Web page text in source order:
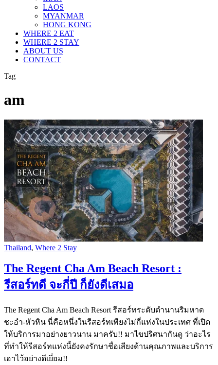
LAOS
MYANMAR
HONG KONG
WHERE 2 EAT
WHERE 2 STAY
ABOUT US
CONTACT
Tag
am
Thailand, Where 2 Stay
The Regent Cha Am Beach Resort :
รีสอร์ทดี จะกี่ปี ก็ยังดีเสมอ
The Regent Cha Am Beach Resort รีสอร์ทระดับตำนานริมหาด
ชะอำ-หัวหิน นี่คือหนึ่งในรีสอร์ทเพียงไม่กี่แห่งในประเทศ ที่เปิด
ให้บริการมาอย่างยาวนาน มาครับ!! มาไขปริศนากันดู ว่าอะไร
ที่ทำให้รีสอร์ทแห่งนี้ยังคงรักษาชื่อเสียงด้านคุณภาพและบริการ
เอาไว้อย่างดีเยี่ยม!!